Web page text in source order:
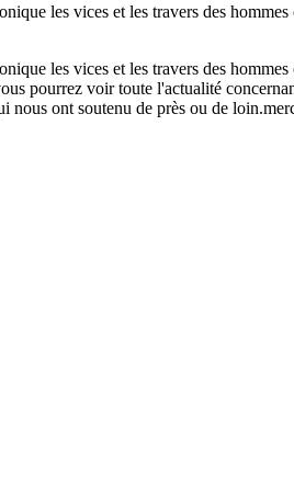
les vices et les travers des
les vices et les travers des
pourrez voir toute l'actualité
nous ont soutenu de près ou de